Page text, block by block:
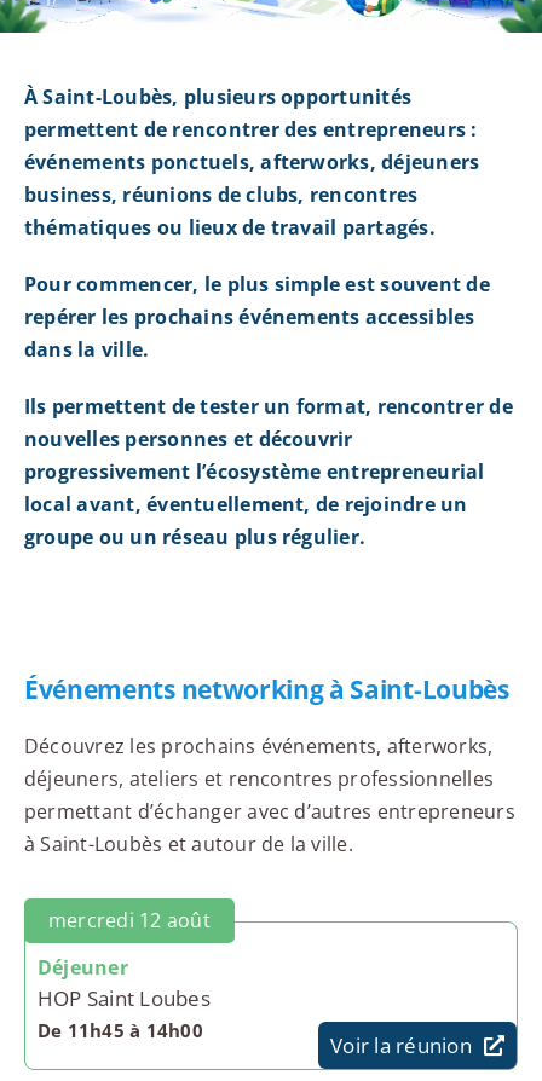
À Saint-Loubès, plusieurs opportunités
permettent de rencontrer des entrepreneurs :
événements ponctuels, afterworks, déjeuners
business, réunions de clubs, rencontres
thématiques ou lieux de travail partagés.
Pour commencer, le plus simple est souvent de
repérer les prochains événements accessibles
dans la ville.
Ils permettent de tester un format, rencontrer de
nouvelles personnes et découvrir
progressivement l’écosystème entrepreneurial
local avant, éventuellement, de rejoindre un
groupe ou un réseau plus régulier.
Événements networking à Saint-Loubès
Découvrez les prochains événements, afterworks,
déjeuners, ateliers et rencontres professionnelles
permettant d’échanger avec d’autres entrepreneurs
à Saint-Loubès et autour de la ville.
mercredi 12 août
Déjeuner
HOP Saint Loubes
De 11h45 à 14h00
Voir la réunion